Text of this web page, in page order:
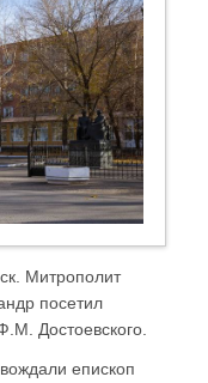
Митрополит
посетил
Достоевского.
епископ